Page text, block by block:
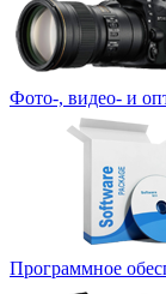
Фото-, видео- и
Программное